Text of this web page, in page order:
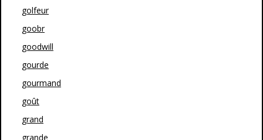
golfeur
goobr
goodwill
gourde
gourmand
goût
grand
grande